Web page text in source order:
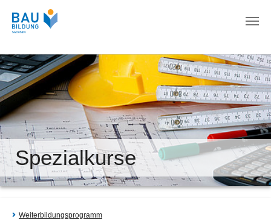
Spezialkurse
Weiterbildungsprogramm